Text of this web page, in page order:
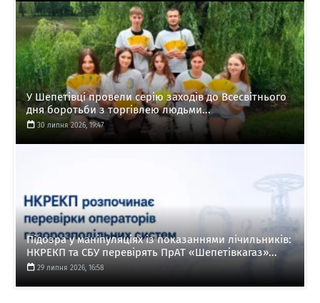
У Шепетівці провели серію заходів до Всесвітнього
дня боротьби з торгівлею людьми...
30 липня 2026, 19:47
Підозра у маніпуляціях із показаннями лічильників:
НКРЕКП та СБУ перевірять ПрАТ «Шепетівкагаз»...
29 липня 2026, 16:58